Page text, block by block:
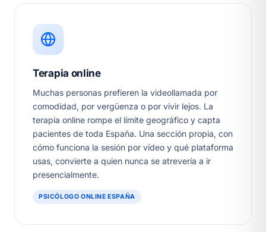
Terapia online
Muchas personas prefieren la videollamada por
comodidad, por vergüenza o por vivir lejos. La
terapia online rompe el límite geográfico y capta
pacientes de toda España. Una sección propia, con
cómo funciona la sesión por vídeo y qué plataforma
usas, convierte a quien nunca se atrevería a ir
presencialmente.
PSICÓLOGO ONLINE ESPAÑA